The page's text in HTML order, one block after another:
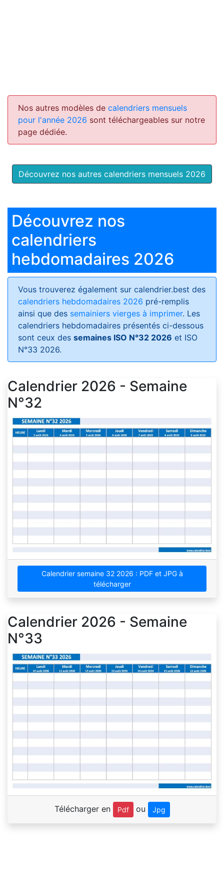
Nos autres modèles de calendriers mensuels
pour l'année 2026 sont téléchargeables sur notre
page dédiée.
Découvrez nos autres calendriers mensuels 2026
Découvrez nos
calendriers
hebdomadaires 2026
Vous trouverez également sur calendrier.best des
calendriers hebdomadaires 2026 pré-remplis
ainsi que des semainiers vierges à imprimer. Les
calendriers hebdomadaires présentés ci-dessous
sont ceux des semaines ISO N°32 2026 et ISO
N°33 2026.
Calendrier 2026 - Semaine
N°32
Calendrier semaine 32 2026 : PDF et JPG à
télécharger
Calendrier 2026 - Semaine
N°33
Télécharger en Pdf ou Jpg